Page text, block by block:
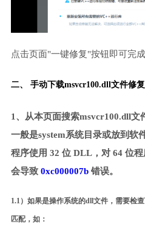
点击页面"一键修复"按钮即可完成
二、 手动下载msvcr100.dll文件修复
1、从本页面搜索msvcr100.dll文
一般是system系统目录或放到软
程序使用 32 位 DLL，对 64 位
会导致 0xc000007b错误。
1.1）如果是操作系统的dll文件，需要检
匹配，如：